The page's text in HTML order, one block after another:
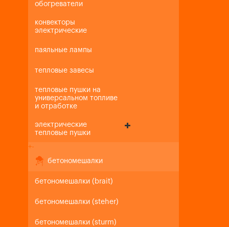
обогреватели
конвекторы
электрические
паяльные лампы
тепловые завесы
тепловые пушки на
универсальном топливе
и отработке
электрические
тепловые пушки
+-
бетономешалки
бетономешалки (brait)
бетономешалки (steher)
бетономешалки (sturm)